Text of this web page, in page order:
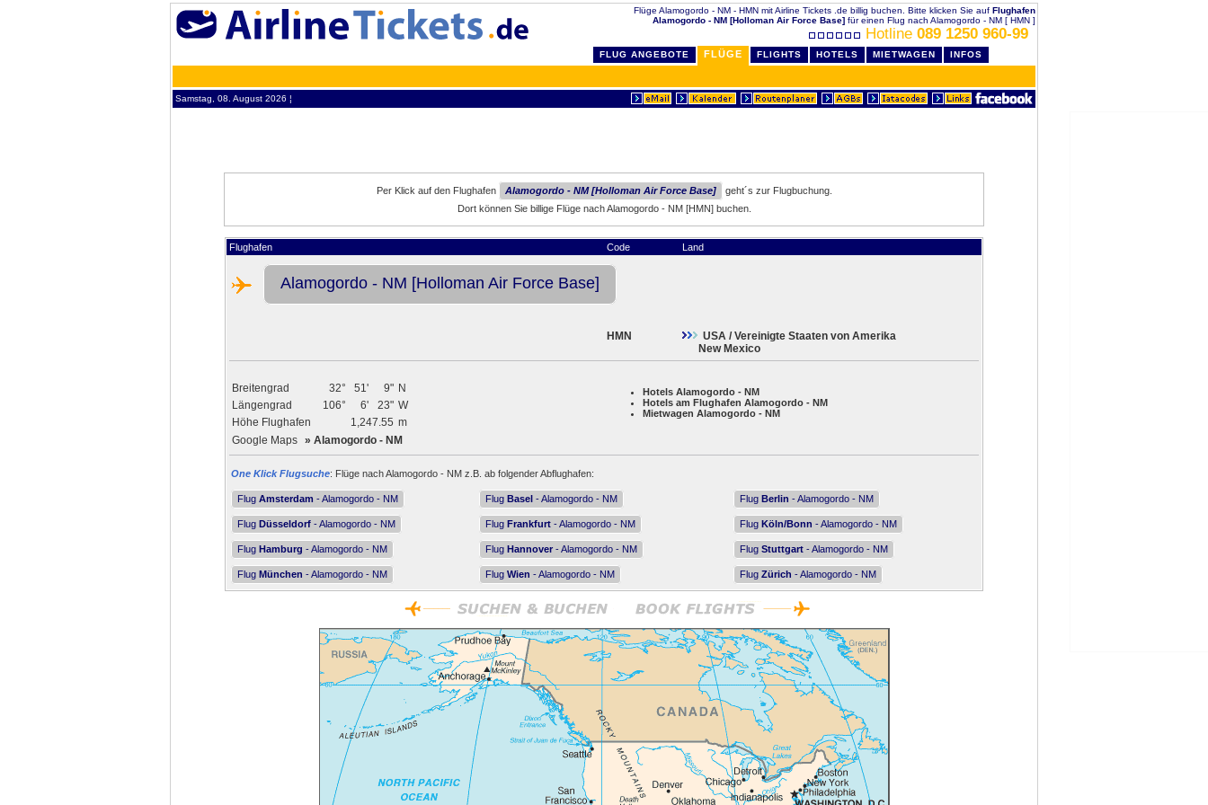
Flüge Alamogordo - NM - HMN mit Airline Tickets .de billig buchen. Bitte klicken Sie auf Flughafen
Alamogordo - NM [Holloman Air Force Base] für einen Flug nach Alamogordo - NM [ HMN ]
Hotline 089 1250 960-99
FLUG ANGEBOTE FLÜGE FLIGHTS HOTELS MIETWAGEN INFOS
Samstag, 08. August 2026 ¦
Per Klick auf den Flughafen Alamogordo - NM [Holloman Air Force Base]
geht´s zur Flugbuchung.
Dort können Sie billige Flüge nach Alamogordo - NM [HMN] buchen.
Flughafen Code Land
Alamogordo - NM [Holloman Air Force Base]
HMN
USA / Vereinigte Staaten von Amerika
New Mexico
Breitengrad 32° 51' 9" N
Längengrad
106° 6' 23" W
Höhe Flughafen
1,247.55 m
Google Maps » Alamogordo - NM
Hotels Alamogordo - NM
Hotels am Flughafen Alamogordo - NM
Mietwagen Alamogordo - NM
One Klick Flugsuche: Flüge nach Alamogordo - NM z.B. ab folgender Abflughafen:
Flug Amsterdam - Alamogordo - NM Flug Basel - Alamogordo - NM Flug Berlin - Alamogordo - NM
Flug Düsseldorf - Alamogordo - NM Flug Frankfurt - Alamogordo - NM Flug Köln/Bonn - Alamogordo - NM
Flug Hamburg - Alamogordo - NM Flug Hannover - Alamogordo - NM Flug Stuttgart - Alamogordo - NM
Flug München - Alamogordo - NM Flug Wien - Alamogordo - NM Flug Zürich - Alamogordo - NM